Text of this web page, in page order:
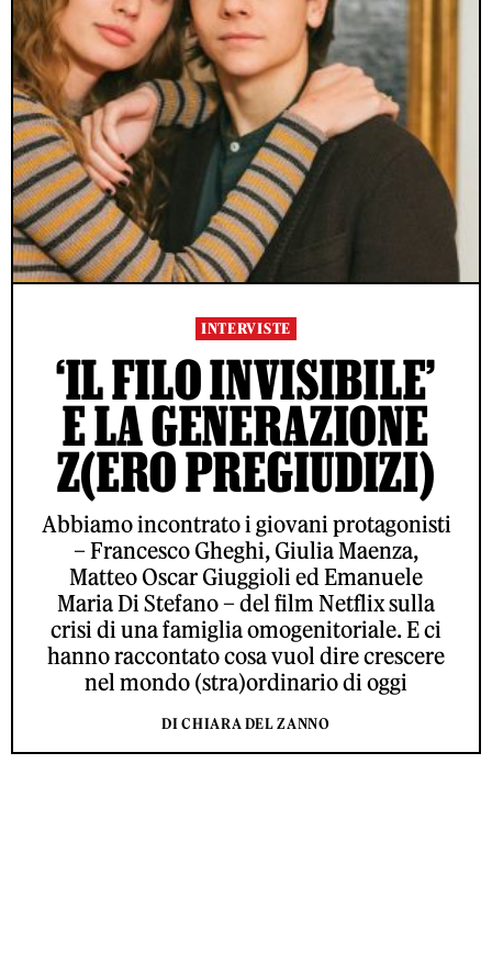
INTERVISTE
‘IL FILO INVISIBILE’
E LA GENERAZIONE
Z(ERO PREGIUDIZI)
Abbiamo incontrato i giovani protagonisti
– Francesco Gheghi, Giulia Maenza,
Matteo Oscar Giuggioli ed Emanuele
Maria Di Stefano – del film Netflix sulla
crisi di una famiglia omogenitoriale. E ci
hanno raccontato cosa vuol dire crescere
nel mondo (stra)ordinario di oggi
DI CHIARA DEL ZANNO